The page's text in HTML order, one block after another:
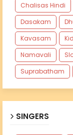
Chalisas Hindi
Dasakam
Kavasam
Namavali
Suprabatham
SINGERS